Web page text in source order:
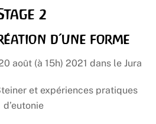
2
d’une forme
août (à 15h) 2021 dans le Jura
et expériences pratiques
d’eutonie